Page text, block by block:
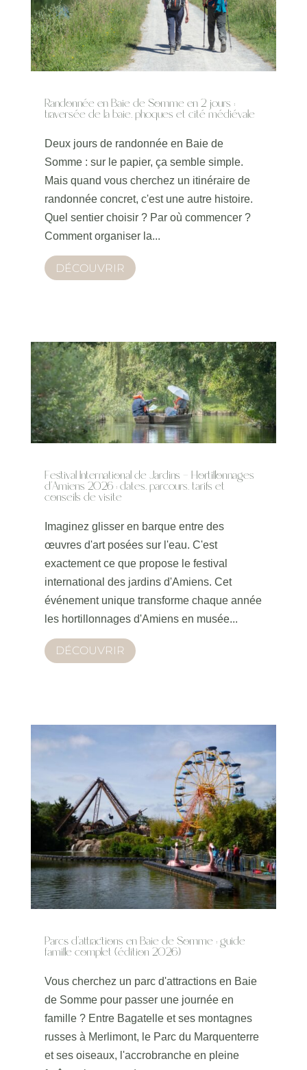
Randonnée en Baie de Somme en 2 jours :
traversée de la baie, phoques et cité médiévale
Deux jours de randonnée en Baie de
Somme : sur le papier, ça semble simple.
Mais quand vous cherchez un itinéraire de
randonnée concret, c'est une autre histoire.
Quel sentier choisir ? Par où commencer ?
Comment organiser la...
DÉCOUVRIR
Festival International de Jardins – Hortillonnages
d’Amiens 2026 : dates, parcours, tarifs et
conseils de visite
Imaginez glisser en barque entre des
œuvres d'art posées sur l'eau. C'est
exactement ce que propose le festival
international des jardins d'Amiens. Cet
événement unique transforme chaque année
les hortillonnages d'Amiens en musée...
DÉCOUVRIR
Parcs d’attractions en Baie de Somme : guide
famille complet (édition 2026)
Vous cherchez un parc d'attractions en Baie
de Somme pour passer une journée en
famille ? Entre Bagatelle et ses montagnes
russes à Merlimont, le Parc du Marquenterre
et ses oiseaux, l'accrobranche en pleine